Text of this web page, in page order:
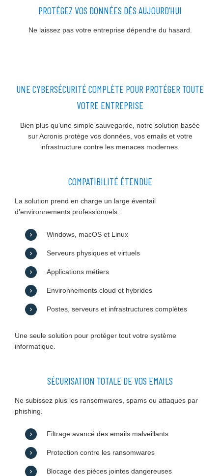
PROTÉGEZ VOS DONNÉES DÈS AUJOURD’HUI
Ne laissez pas votre entreprise dépendre du hasard.
UNE CYBERSÉCURITÉ COMPLÈTE POUR PROTÉGER TOUTE
VOTRE ENTREPRISE
Bien plus qu’une simple sauvegarde, notre solution basée
sur Acronis protège vos données, vos emails et votre
infrastructure contre les menaces modernes.
COMPATIBILITÉ ÉTENDUE
La solution prend en charge un large éventail
d’environnements professionnels :
Windows, macOS et Linux
Serveurs physiques et virtuels
Applications métiers
Environnements cloud et hybrides
Postes, serveurs et infrastructures complètes
Une seule solution pour protéger tout votre système
informatique.
SÉCURISATION TOTALE DE VOS EMAILS
Ne subissez plus les ransomwares, spams ou attaques par
phishing.
Filtrage avancé des emails malveillants
Protection contre les ransomwares
Blocage des pièces jointes dangereuses